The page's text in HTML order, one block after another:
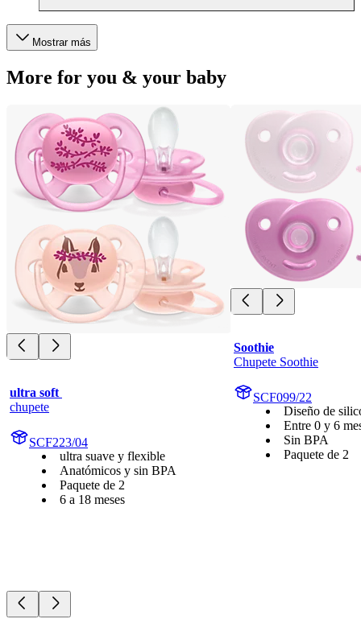
Mostrar más
More for you & your baby
ultra soft
chupete
SCF223/04
ultra suave y flexible
Anatómicos y sin BPA
Paquete de 2
6 a 18 meses
Soothie
Chupete Soothie
SCF099/22
Diseño de
Entre 0 y 6
Sin BPA
Paquete de 2